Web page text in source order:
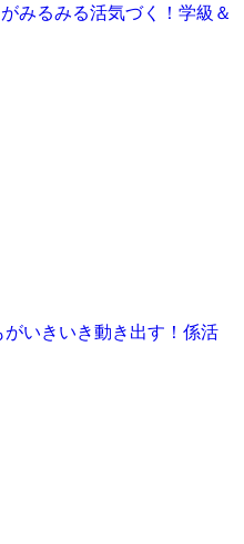
みるみる活気づく！学級＆
がいきいき動き出す！係活